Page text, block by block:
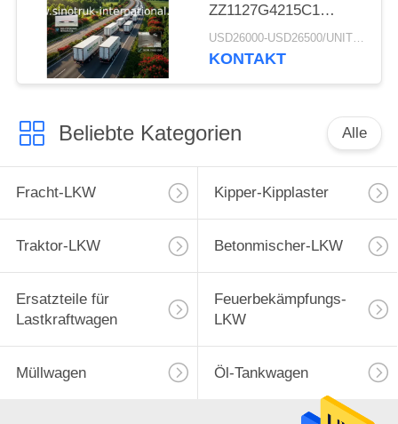
ZZ1127G4215C1
transportiert
USD26000-USD26500/UNIT)negotiation MOQ:1 EINHEIT
KONTAKT
Beliebte Kategorien Alle
Fracht-LKW Kipper-Kipplaster
Traktor-LKW Betonmischer-LKW
Ersatzteile für
Lastkraftwagen
Feuerbekämpfungs-
LKW
Müllwagen Öl-Tankwagen